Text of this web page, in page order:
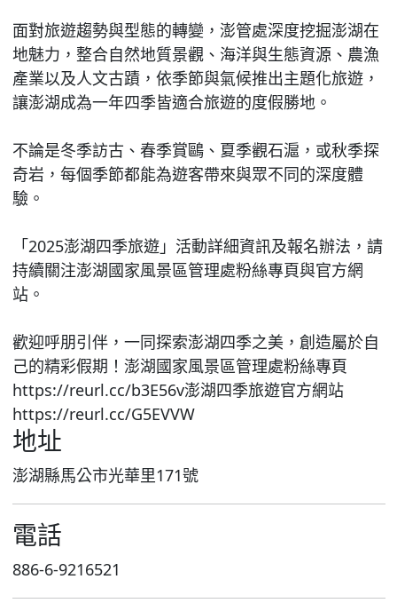
面對旅遊趨勢與型態的轉變，澎管處深度挖掘澎湖在
地魅力，整合自然地質景觀、海洋與生態資源、農漁
產業以及人文古蹟，依季節與氣候推出主題化旅遊，
讓澎湖成為一年四季皆適合旅遊的度假勝地。
不論是冬季訪古、春季賞鷗、夏季觀石滬，或秋季探
奇岩，每個季節都能為遊客帶來與眾不同的深度體
驗。
「2025澎湖四季旅遊」活動詳細資訊及報名辦法，請
持續關注澎湖國家風景區管理處粉絲專頁與官方網
站。
歡迎呼朋引伴，一同探索澎湖四季之美，創造屬於自
己的精彩假期！澎湖國家風景區管理處粉絲專頁
https://reurl.cc/b3E56v澎湖四季旅遊官方網站
https://reurl.cc/G5EVVW
地址
澎湖縣馬公市光華里171號
電話
886-6-9216521